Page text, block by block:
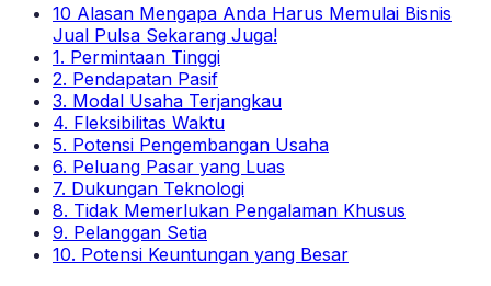
10 Alasan Mengapa Anda Harus Memulai Bisnis
Jual Pulsa Sekarang Juga!
1. Permintaan Tinggi
2. Pendapatan Pasif
3. Modal Usaha Terjangkau
4. Fleksibilitas Waktu
5. Potensi Pengembangan Usaha
6. Peluang Pasar yang Luas
7. Dukungan Teknologi
8. Tidak Memerlukan Pengalaman Khusus
9. Pelanggan Setia
10. Potensi Keuntungan yang Besar